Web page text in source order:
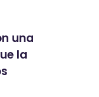
una
la